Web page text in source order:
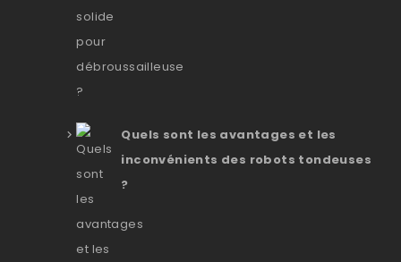
Quels sont les avantages et les
inconvénients des robots tondeuses
?